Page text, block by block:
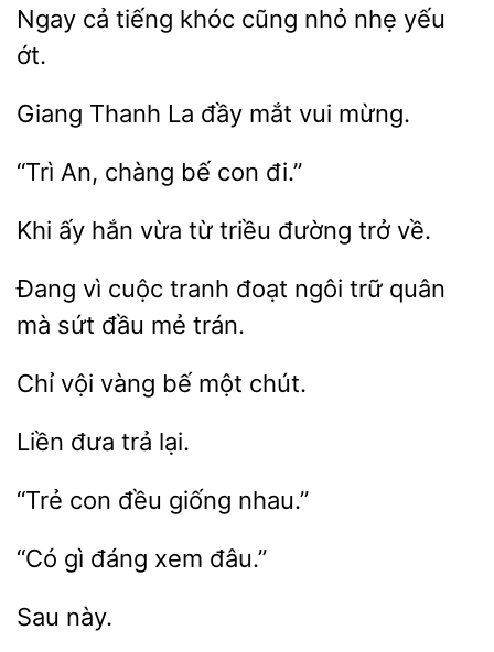
cả khóc cũng nhỏ
yếu
ớt.
Giang Thanh La đầy
“Trì con đi.”
ấy hắn vừa triều đường trở
Đang vì cuộc tranh đoạt ngôi trữ quân
mà
đầu
vội vàng chút.
đưa
giống nhau.”
gì xem